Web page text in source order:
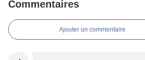
Commentaires
Ajouter un commentaire